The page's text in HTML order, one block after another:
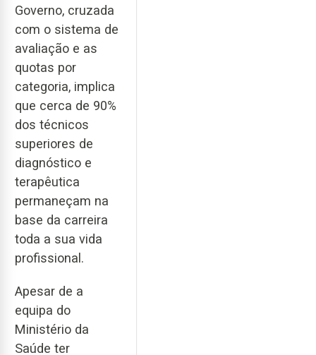
Governo, cruzada
com o sistema de
avaliação e as
quotas por
categoria, implica
que cerca de 90%
dos técnicos
superiores de
diagnóstico e
terapêutica
permaneçam na
base da carreira
toda a sua vida
profissional.
Apesar de a
equipa do
Ministério da
Saúde ter